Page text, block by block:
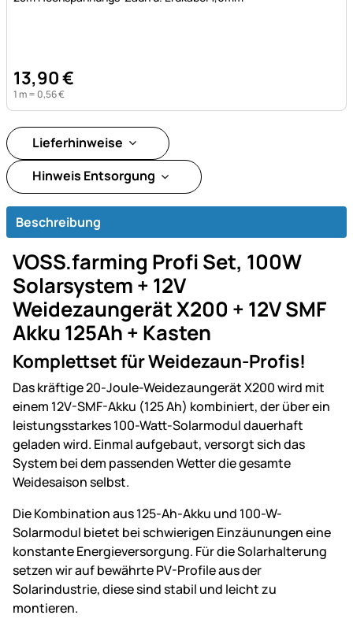
13,90€
1 m = 0,56€
Lieferhinweise
Hinweis Entsorgung
Beschreibung
VOSS.farming Profi Set, 100W
Solarsystem + 12V
Weidezaungerät X200 + 12V SMF
Akku 125Ah + Kasten
Komplettset für Weidezaun-Profis!
Das kräftige 20-Joule-Weidezaungerät X200 wird mit
einem 12V-SMF-Akku (125 Ah) kombiniert, der über ein
leistungsstarkes 100-Watt-Solarmodul dauerhaft
geladen wird. Einmal aufgebaut, versorgt sich das
System bei dem passenden Wetter die gesamte
Weidesaison selbst.
Die Kombination aus 125-Ah-Akku und 100-W-
Solarmodul bietet bei schwierigen Einzäunungen eine
konstante Energieversorgung. Für die Solarhalterung
setzen wir auf bewährte PV-Profile aus der
Solarindustrie, diese sind stabil und leicht zu
montieren.